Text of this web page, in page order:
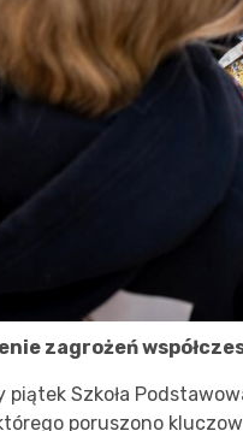
zagrożeń
piątek Szkoła
poruszono